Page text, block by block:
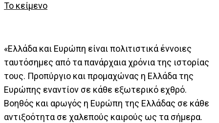
Το κείμενο
«Ελλάδα και Ευρώπη είναι πολιτιστικά έννοιες
ταυτόσημες από τα πανάρχαια χρόνια της ιστορίας
τους. Προπύργιο και προμαχώνας η Ελλάδα της
Ευρώπης εναντίον σε κάθε εξωτερικό εχθρό.
Βοηθός και αρωγός η Ευρώπη της Ελλάδας σε κάθε
αντιξοότητα σε χαλεπούς καιρούς ως τα σήμερα.